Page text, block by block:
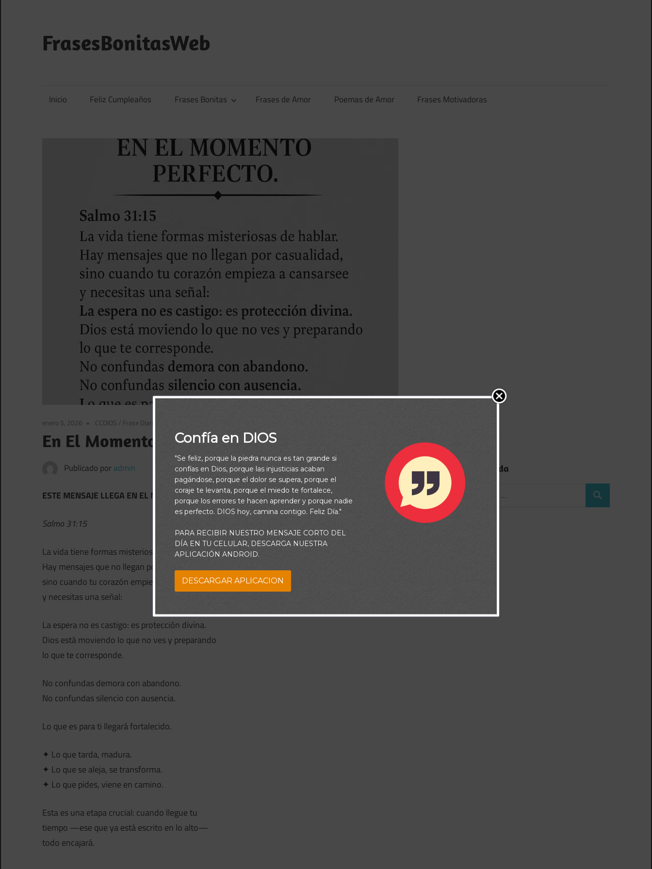
contenido
FrasesBonitasWeb
Inicio Feliz Cumpleaños Frases Bonitas Frases de Amor Poemas de Amor Frases Motivadoras
enero 5, 2026 CCDIOS / Frase Diaria BBPorTemas
En El Momento Perfecto
Publicado por admin
ESTE MENSAJE LLEGA EN EL MOMENTO PERFECTO.
Salmo 31:15
La vida tiene formas misteriosas de hablar.
Hay mensajes que no llegan por casualidad,
sino cuando tu corazón empieza a cansarse
y necesitas una señal:
La espera no es castigo: es protección divina.
Dios está moviendo lo que no ves y preparando
lo que te corresponde.
No confundas demora con abandono.
No confundas silencio con ausencia.
Lo que es para ti llegará fortalecido.
✦ Lo que tarda, madura.
✦ Lo que se aleja, se transforma.
✦ Lo que pides, viene en camino.
Esta es una etapa crucial: cuando llegue tu
tiempo —ese que ya está escrito en lo alto—
todo encajará.
Búsqueda
Confía en DIOS
"Se feliz, porque la piedra nunca es tan grande si
confías en Dios, porque las injusticias acaban
pagándose, porque el dolor se supera, porque el
coraje te levanta, porque el miedo te fortalece,
porque los errores te hacen aprender y porque nadie
es perfecto. DIOS hoy, camina contigo. Feliz Día."
PARA RECIBIR NUESTRO MENSAJE CORTO DEL
DÍA EN TU CELULAR, DESCARGA NUESTRA
APLICACIÓN ANDROID.
DESCARGAR APLICACION